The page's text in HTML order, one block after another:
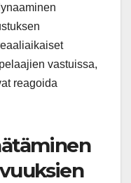
vastuissa,
reagoida